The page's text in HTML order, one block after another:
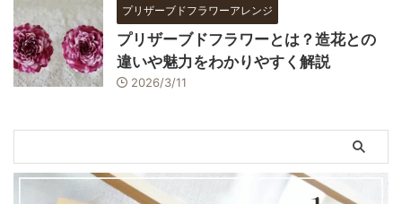
プリザーブドフラワーアレンジ
プリザーブドフラワーとは？造花との
違いや魅力をわかりやすく解説
2026/3/11